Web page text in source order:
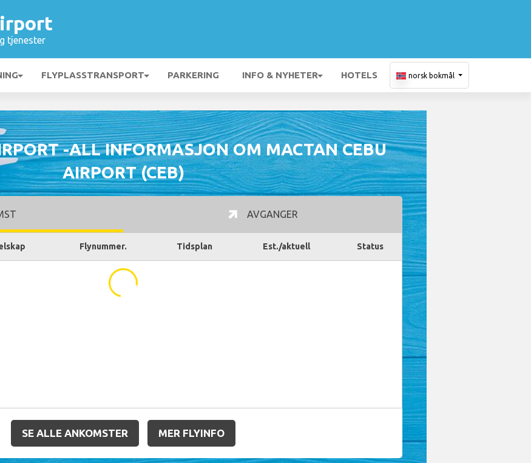
tjenester
FLYPLASSTRANSPORT PARKERING INFO & NYHETER HOTELS norsk bokmål
-ALL INFORMASJON OM MACTAN CEBU
AIRPORT (CEB)
AVGANGER
Flynummer. Tidsplan Est./aktuell Status
...
SE ALLE ANKOMSTER MER FLYINFO